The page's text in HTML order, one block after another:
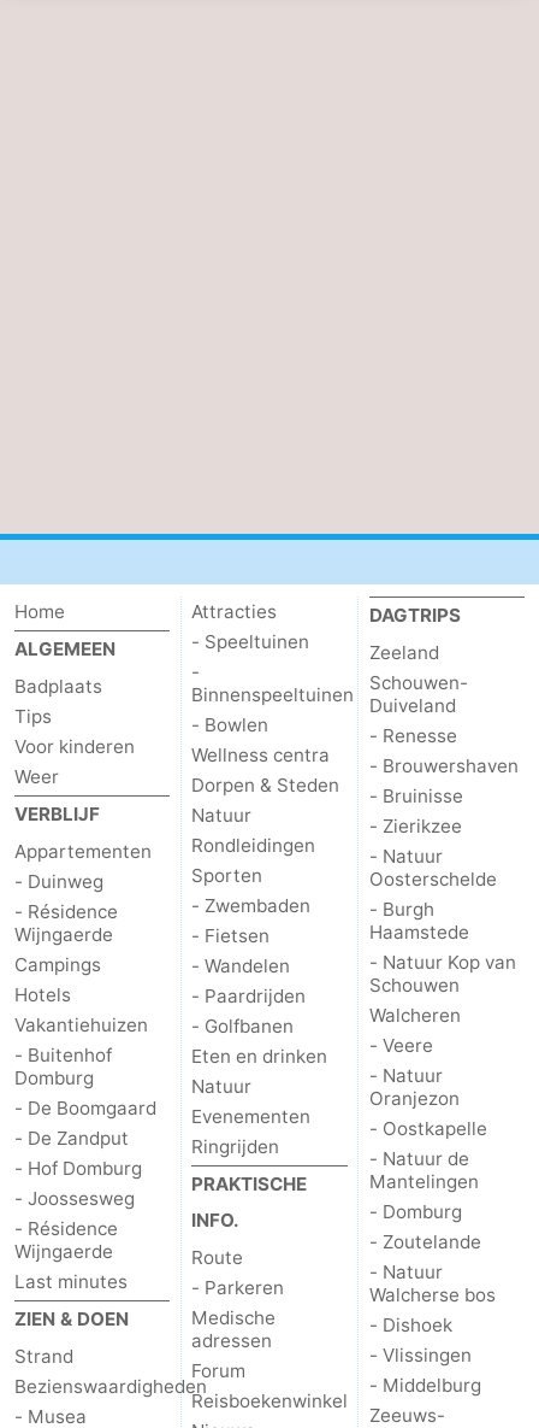
Home
ALGEMEEN
Badplaats
Tips
Voor kinderen
Weer
VERBLIJF
Appartementen
- Duinweg
- Résidence
Wijngaerde
Campings
Hotels
Vakantiehuizen
- Buitenhof
Domburg
- De Boomgaard
- De Zandput
- Hof Domburg
- Joossesweg
- Résidence
Wijngaerde
Last minutes
ZIEN & DOEN
Strand
Bezienswaardigheden
- Musea
Attracties
- Speeltuinen
-
Binnenspeeltuinen
- Bowlen
Wellness centra
Dorpen & Steden
Natuur
Rondleidingen
Sporten
- Zwembaden
- Fietsen
- Wandelen
- Paardrijden
- Golfbanen
Eten en drinken
Natuur
Evenementen
Ringrijden
PRAKTISCHE
INFO.
Route
- Parkeren
Medische
adressen
Forum
Reisboekenwinkel
DAGTRIPS
Zeeland
Schouwen-
Duiveland
- Renesse
- Brouwershaven
- Bruinisse
- Zierikzee
- Natuur
Oosterschelde
- Burgh
Haamstede
- Natuur Kop van
Schouwen
Walcheren
- Veere
- Natuur
Oranjezon
- Oostkapelle
- Natuur de
Mantelingen
- Domburg
- Zoutelande
- Natuur
Walcherse bos
- Dishoek
- Vlissingen
- Middelburg
Zeeuws-